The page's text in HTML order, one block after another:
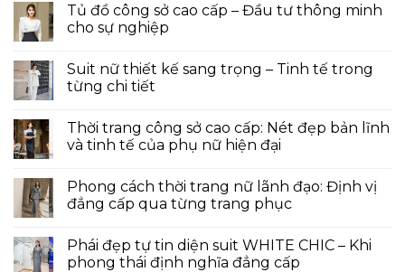
Tủ đồ công sở cao cấp – Đầu tư thông minh
cho sự nghiệp
Suit nữ thiết kế sang trọng – Tinh tế trong
từng chi tiết
Thời trang công sở cao cấp: Nét đẹp bản lĩnh
và tinh tế của phụ nữ hiện đại
Phong cách thời trang nữ lãnh đạo: Định vị
đẳng cấp qua từng trang phục
Phái đẹp tự tin diện suit WHITE CHIC – Khi
phong thái định nghĩa đẳng cấp